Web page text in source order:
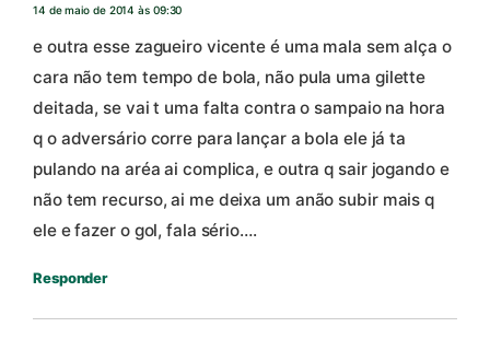
14 de maio de 2014 às 09:30
e outra esse zagueiro vicente é uma mala sem alça o
cara não tem tempo de bola, não pula uma gilette
deitada, se vai t uma falta contra o sampaio na hora
q o adversário corre para lançar a bola ele já ta
pulando na aréa ai complica, e outra q sair jogando e
não tem recurso, ai me deixa um anão subir mais q
ele e fazer o gol, fala sério….
Responder